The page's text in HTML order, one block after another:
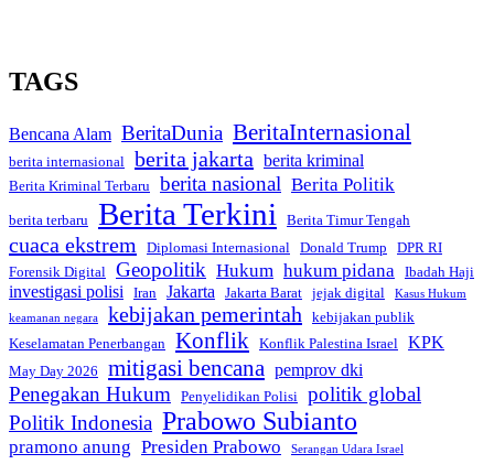
TAGS
Bencana Alam BeritaDunia BeritaInternasional
berita internasional berita jakarta berita kriminal
Berita Kriminal Terbaru berita nasional Berita Politik
berita terbaru Berita Terkini Berita Timur Tengah
cuaca ekstrem Diplomasi Internasional Donald Trump
DPR RI
Forensik Digital Geopolitik Hukum hukum pidana Ibadah Haji
investigasi polisi Iran Jakarta Jakarta Barat jejak digital
Kasus Hukum
keamanan negara
kebijakan pemerintah
kebijakan publik
Keselamatan Penerbangan Konflik Konflik Palestina Israel KPK
May Day 2026 mitigasi bencana pemprov dki
Penegakan Hukum Penyelidikan Polisi politik global
Politik Indonesia Prabowo Subianto
pramono anung Presiden Prabowo Serangan Udara Israel